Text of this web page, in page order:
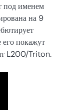
под именем
на 9
покажут
L200/Triton.